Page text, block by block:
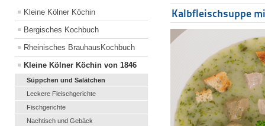
Kleine Kölner Köchin
Bergisches Kochbuch
Rheinisches BrauhausKochbuch
Kleine Kölner Köchin von 1846
Süppchen und Salätchen
Leckere Fleischgerichte
Fischgerichte
Nachtisch und Gebäck
Kalbfleischsuppe